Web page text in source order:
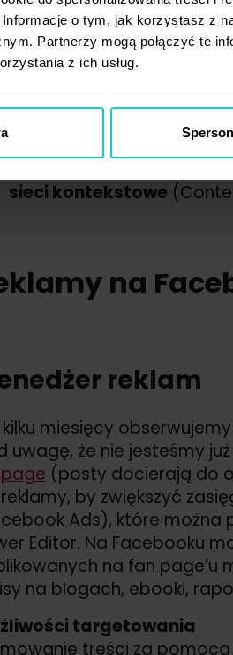
o tym, jak korzystasz z
Partnerzy mogą połączyć te
z ich usług.
produkt placement,
recenzja produktu przez
zostaną omówione
reklamy na Facebook
sieci kontekstowe
na
reklam
miesięcy
uwagę, że nie jesteśmy
(posty docierają do
by zwiększyć
Ads), które
Editor. Na Facebooku
na fan page’u
na blogach, ebooki,
targetowania
treści za